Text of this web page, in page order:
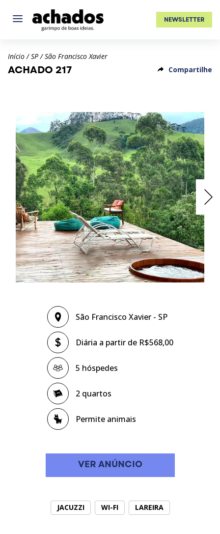
NEWSLETTER
Início / SP / São Francisco Xavier
ACHADO 217 Compartilhe
São Francisco Xavier - SP
Diária a partir de R$568,00
5 hóspedes
2 quartos
Permite animais
VER ANÚNCIO
JACUZZI WI-FI LAREIRA